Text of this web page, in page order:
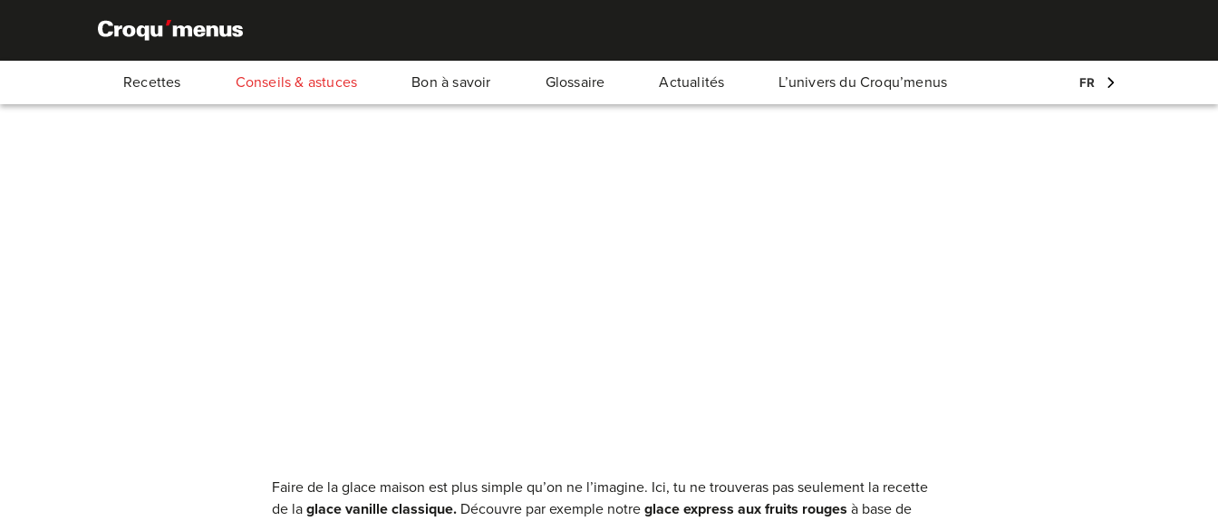
Mon compte
Log-in
Recettes Conseils & astuces Bon à savoir Glossaire Actualités L’univers du Croqu’menus FR
Faire de la glace maison est plus simple qu’on ne l’imagine. Ici, tu ne trouveras pas seulement la recette
de la glace vanille classique. Découvre par exemple notre glace express aux fruits rouges à base de